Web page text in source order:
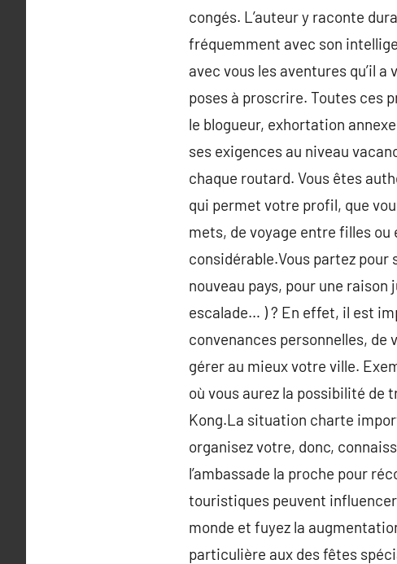
congés. L’auteur y raconte
fréquemment avec son
avec vous les aventures qu’il
poses à proscrire. Toutes ces
le blogueur, exhortation
ses exigences au niveau
chaque routard. Vous êtes
qui permet votre profil, que
mets, de voyage entre filles ou
considérable.Vous partez
nouveau pays, pour une raison
escalade… ) ? En effet, il est
convenances personnelles, de
gérer au mieux votre ville.
où vous aurez la possibilité de
Kong.La situation charte
organisez votre, donc,
l’ambassade la proche pour
touristiques peuvent influencer
monde et fuyez la
particulière aux des fêtes